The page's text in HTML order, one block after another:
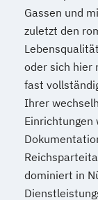
Gassen und
zuletzt den
oder sich hier
fast
Ihrer
Einrichtungen
dominiert in